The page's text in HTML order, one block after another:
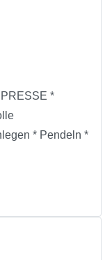
*
* Pendeln *